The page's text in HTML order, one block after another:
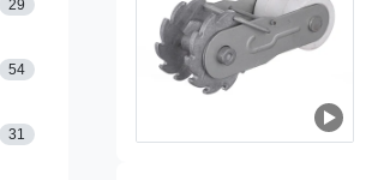
29
54
31